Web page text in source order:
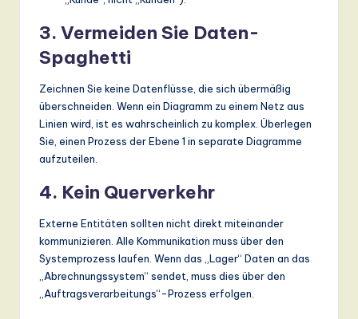
3. Vermeiden Sie Daten-
Spaghetti
Zeichnen Sie keine Datenflüsse, die sich übermäßig
überschneiden. Wenn ein Diagramm zu einem Netz aus
Linien wird, ist es wahrscheinlich zu komplex. Überlegen
Sie, einen Prozess der Ebene 1 in separate Diagramme
aufzuteilen.
4. Kein Querverkehr
Externe Entitäten sollten nicht direkt miteinander
kommunizieren. Alle Kommunikation muss über den
Systemprozess laufen. Wenn das „Lager“ Daten an das
„Abrechnungssystem“ sendet, muss dies über den
„Auftragsverarbeitungs“-Prozess erfolgen.